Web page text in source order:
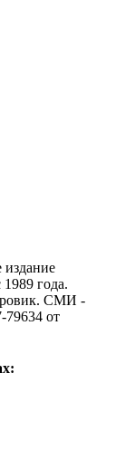
года.
CМИ -
от